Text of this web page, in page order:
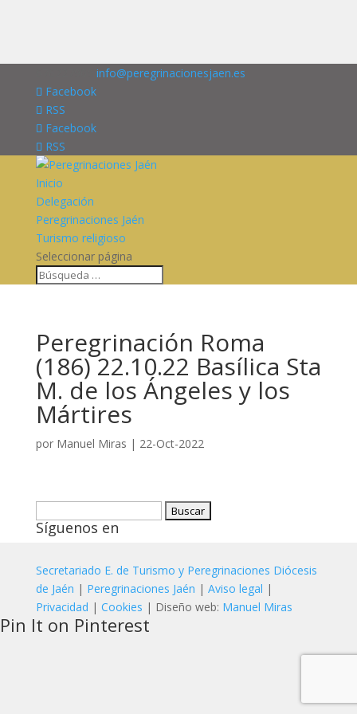
info@peregrinacionesjaen.es
Facebook
RSS
Facebook
RSS
Inicio
Delegación
Peregrinaciones Jaén
Turismo religioso
Seleccionar página
Peregrinación Roma
(186) 22.10.22 Basílica Sta
M. de los Ángeles y los
Mártires
por Manuel Miras | 22-Oct-2022
Síguenos en
Secretariado E. de Turismo y Peregrinaciones Diócesis
de Jaén | Peregrinaciones Jaén | Aviso legal |
Privacidad | Cookies | Diseño web: Manuel Miras
Pin It on Pinterest